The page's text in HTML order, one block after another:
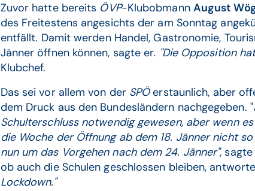
Zuvor hatte bereits ÖVP-Klubobmann August
des Freitestens angesichts der am Sonntag
entfällt. Damit werden Handel, Gastronomie,
Jänner öffnen können, sagte er. "Die Opposition
Klubchef.
Das sei vor allem von der SPÖerstaunlich, aber
dem Druck aus den Bundesländern nachgegeben. "
Schulterschluss notwendig gewesen, aber wenn
die Woche der Öffnung ab dem 18. Jänner nicht
nun um das Vorgehen nach dem 24. Jänner",
ob auch die Schulen geschlossen bleiben,
Lockdown."